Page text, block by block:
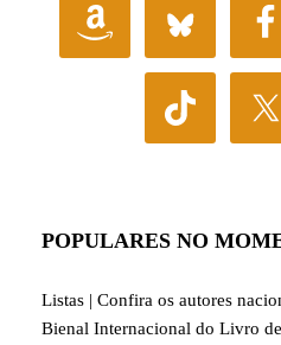
POPULARES NO
Listas | Confira os autores
Bienal Internacional do Livro